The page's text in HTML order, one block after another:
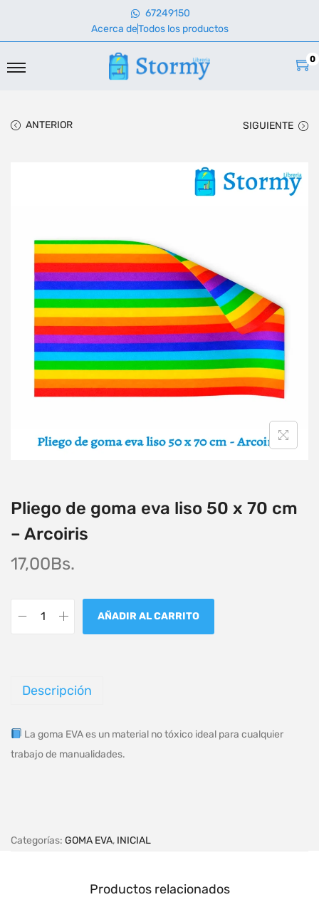
67249150
Acerca deTodos los productos
0
ANTERIOR SIGUIENTE
Pliego de goma eva liso 50 x 70 cm
– Arcoiris
17,00Bs.
AÑADIR AL CARRITO
Descripción
La goma EVA es un material no tóxico ideal para cualquier
trabajo de manualidades.
Categorías: GOMA EVA, INICIAL
Productos relacionados